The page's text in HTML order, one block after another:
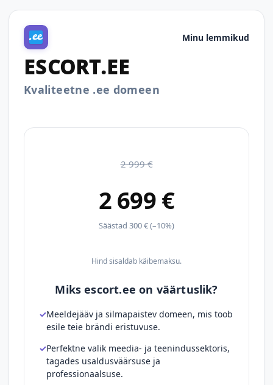
Minu lemmikud
ESCORT.EE
Kvaliteetne .ee domeen
2 999 €
2 699 €
Säästad 300 € (–10%)
Hind sisaldab käibemaksu.
Miks escort.ee on väärtuslik?
Meeldejääv ja silmapaistev domeen, mis toob
esile teie brändi eristuvuse.
Perfektne valik meedia- ja teenindussektoris,
tagades usaldusväärsuse ja
professionaalsuse.